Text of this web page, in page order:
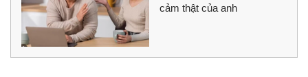
cảm thật của anh